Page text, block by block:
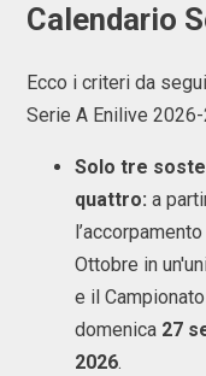
Calendario
Ecco i criteri da
Serie A Enilive
Solo tre
quattro: a
Ottobre in
e il
domenica 27
2026.